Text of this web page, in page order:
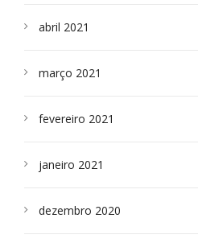
abril 2021
março 2021
fevereiro 2021
janeiro 2021
dezembro 2020